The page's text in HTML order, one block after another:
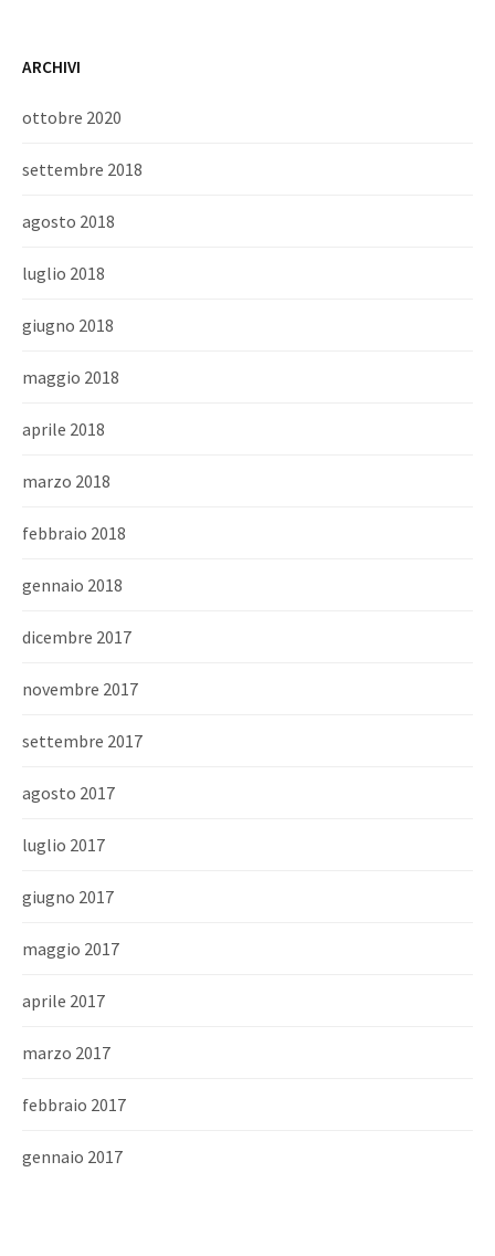
ARCHIVI
ottobre 2020
settembre 2018
agosto 2018
luglio 2018
giugno 2018
maggio 2018
aprile 2018
marzo 2018
febbraio 2018
gennaio 2018
dicembre 2017
novembre 2017
settembre 2017
agosto 2017
luglio 2017
giugno 2017
maggio 2017
aprile 2017
marzo 2017
febbraio 2017
gennaio 2017